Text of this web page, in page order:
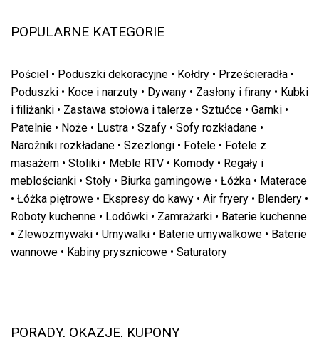
POPULARNE KATEGORIE
Pościel • Poduszki dekoracyjne • Kołdry • Prześcieradła •
Poduszki • Koce i narzuty • Dywany • Zasłony i firany • Kubki
i filiżanki • Zastawa stołowa i talerze • Sztućce • Garnki •
Patelnie • Noże • Lustra • Szafy • Sofy rozkładane •
Narożniki rozkładane • Szezlongi • Fotele • Fotele z
masażem • Stoliki • Meble RTV • Komody • Regały i
meblościanki • Stoły • Biurka gamingowe • Łóżka • Materace
• Łóżka piętrowe • Ekspresy do kawy • Air fryery • Blendery •
Roboty kuchenne • Lodówki • Zamrażarki • Baterie kuchenne
• Zlewozmywaki • Umywalki • Baterie umywalkowe • Baterie
wannowe • Kabiny prysznicowe • Saturatory
PORADY, OKAZJE, KUPONY